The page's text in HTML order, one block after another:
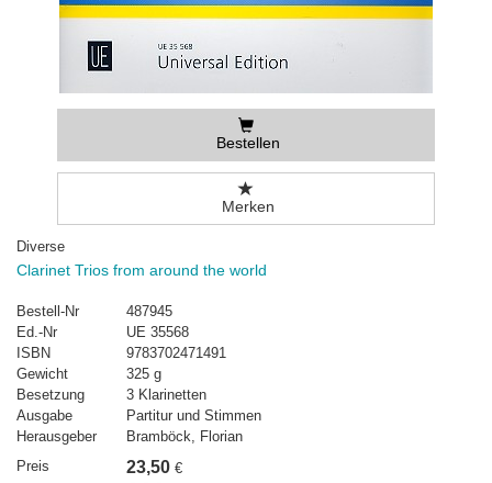
Bestellen
Merken
Diverse
Clarinet Trios from around the world
Bestell-Nr
487945
Ed.-Nr
UE 35568
ISBN
9783702471491
Gewicht
325 g
Besetzung
3 Klarinetten
Ausgabe
Partitur und Stimmen
Herausgeber
Bramböck, Florian
Preis
23,50 €